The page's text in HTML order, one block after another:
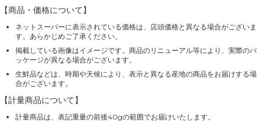
【商品・価格について】
ネットスーパーに表示されている価格は、店頭価格と異なる場合がございま
す。あらかじめご了承ください。
掲載している画像はイメージです。商品のリニューアル等により、実際のパ
ッケージが異なる場合がございます。
生鮮品などは、時期や天候により、表示と異なる産地の商品をお届けする場
合がございます。
【計量商品について】
計量商品は、表記重量の前後40gの範囲でお届けいたします。